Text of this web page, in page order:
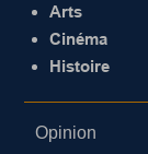
Arts
Cinéma
Histoire
Opinion